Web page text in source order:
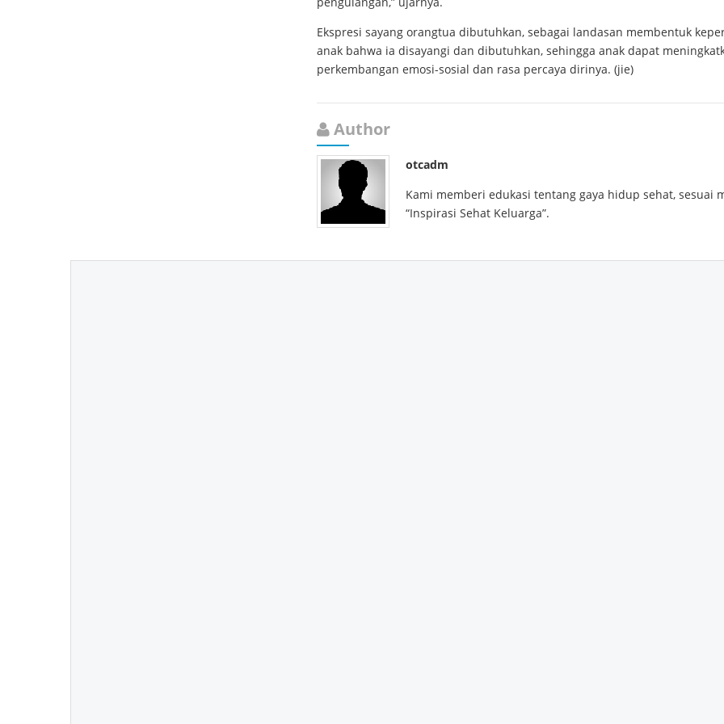
Ekspresi sayang orangtua dibutuhkan, sebagai landasan membentuk
anak bahwa ia disayangi dan dibutuhkan, sehingga anak dapat
perkembangan emosi-sosial dan rasa percaya dirinya. (jie)
Author
otcadm
Kami memberi edukasi tentang gaya hidup sehat, sesuai
“Inspirasi Sehat Keluarga”.